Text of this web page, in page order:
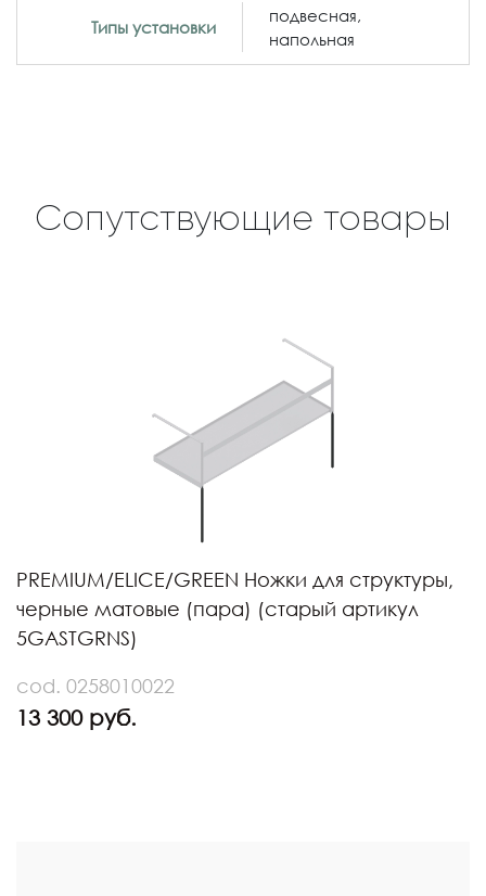
Типы установки
подвесная,
напольная
Сопутствующие товары
PREMIUM/ELICE/GREEN Ножки для структуры,
черные матовые (пара) (старый артикул
5GASTGRNS)
cod. 0258010022
13 300 руб.